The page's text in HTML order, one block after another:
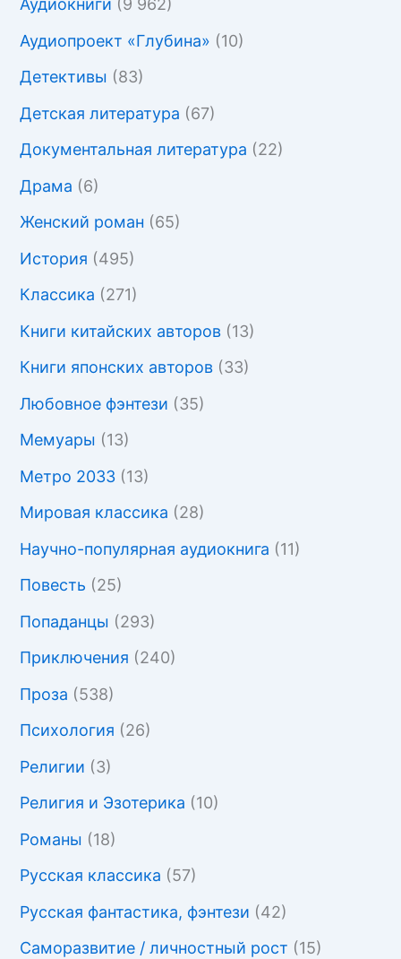
Аудиокниги (9 962)
Аудиопроект «Глубина» (10)
Детективы (83)
Детская литература (67)
Документальная литература (22)
Драма (6)
Женский роман (65)
История (495)
Классика (271)
Книги китайских авторов (13)
Книги японских авторов (33)
Любовное фэнтези (35)
Мемуары (13)
Метро 2033 (13)
Мировая классика (28)
Научно-популярная аудиокнига (11)
Повесть (25)
Попаданцы (293)
Приключения (240)
Проза (538)
Психология (26)
Религии (3)
Религия и Эзотерика (10)
Романы (18)
Русская классика (57)
Русская фантастика, фэнтези (42)
Саморазвитие / личностный рост (15)